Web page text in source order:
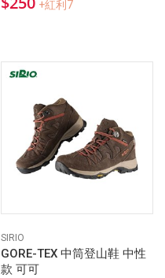
+紅利7
SIRIO
GORE-TEX 中筒登山鞋 中性
款 可可